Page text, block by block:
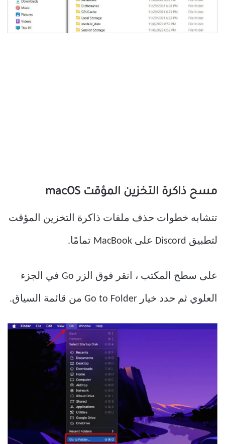
مسح ذاكرة التخزين المؤقت macOS
تتشابه خطوات حذف ملفات ذاكرة التخزين المؤقت
لتطبيق Discord على MacBook تمامًا.
على سطح المكتب ، انقر فوق الزر Go في الجزء
العلوي ثم حدد خيار Go to Folder من قائمة السياق.